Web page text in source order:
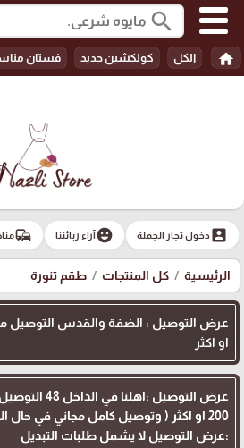
search
home الكل كولكشين جديد فستان
account_boxدخول تجار الجملة emoji_emotionsآراء زبائننا commute
الرئيسية كل المنتجات طقم تنورة
او اكثر
:عرض التوصيل لا يشمل طلبات التبديل